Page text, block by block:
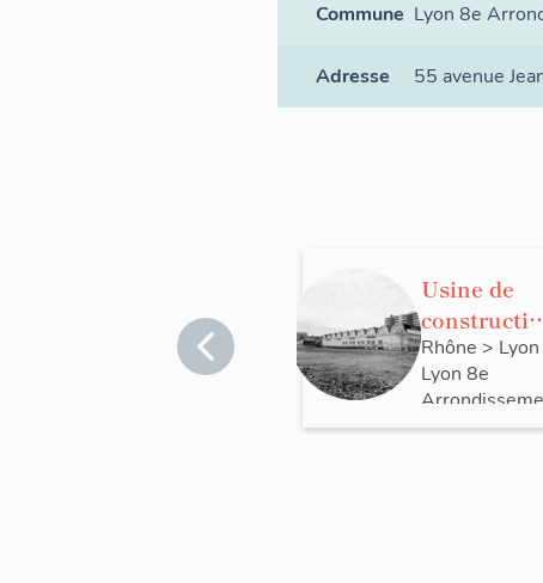
Commune Lyon 8e
Adresse 55 avenue
Usine de
électrique
Paris-Rhône
Rhône > Lyon
Lyon 8e